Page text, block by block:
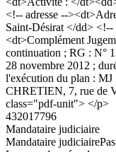
<!-- adresse --
Saint-Désirat </dd>
<dt>Complément
continuation ; RG : N°
28 novembre 2012 ;
l'exécution du plan :
CHRETIEN, 7, rue de
class="pdf-unit"> </p>
432017796
Mandataire judiciaire
Mandataire judiciaire